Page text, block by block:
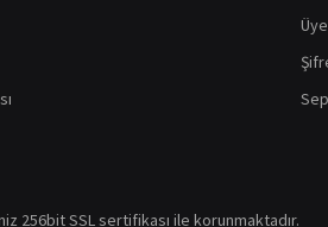
256bit SSL sertifikası ile korunmaktadır.